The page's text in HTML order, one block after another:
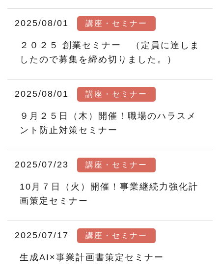
2025/08/01 講座・セミナー
２０２５ 創業セミナー （定員に達しま
したので募集を締め切りました。）
2025/08/01 講座・セミナー
９月２５日（木）開催！職場のハラスメ
ント防止対策セミナー
2025/07/23 講座・セミナー
10月７日（火）開催！事業継続力強化計
画策定セミナー
2025/07/17 講座・セミナー
生成AI×事業計画書策定セミナー